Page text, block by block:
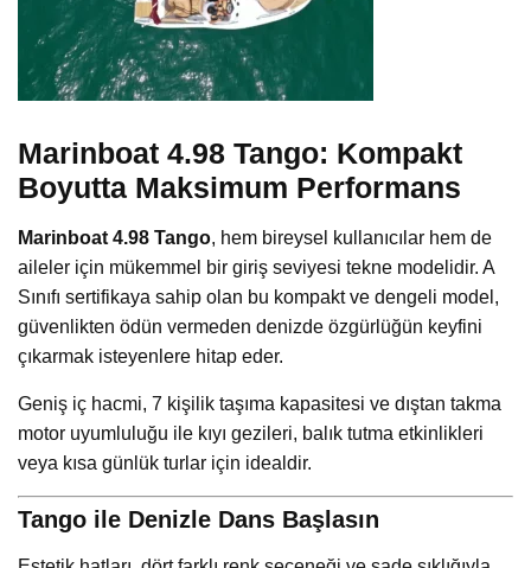
Marinboat 4.98 Tango: Kompakt
Boyutta Maksimum Performans
Marinboat 4.98 Tango, hem bireysel kullanıcılar hem de
aileler için mükemmel bir giriş seviyesi tekne modelidir. A
Sınıfı sertifikaya sahip olan bu kompakt ve dengeli model,
güvenlikten ödün vermeden denizde özgürlüğün keyfini
çıkarmak isteyenlere hitap eder.
Geniş iç hacmi, 7 kişilik taşıma kapasitesi ve dıştan takma
motor uyumluluğu ile kıyı gezileri, balık tutma etkinlikleri
veya kısa günlük turlar için idealdir.
Tango ile Denizle Dans Başlasın